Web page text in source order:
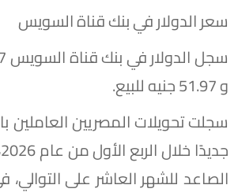
سعر الدولار في بنك قناة السويس
و 51.97 جنيه للبيع.
سجلت تحويلات المصريين العاملين
الصاعد للشهر العاشر على